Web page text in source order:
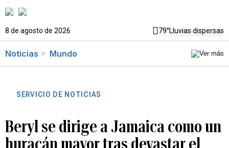
8 de agosto de 2026 79°Lluvias dispersas
Noticias Mundo
SERVICIO DE NOTICIAS
Beryl se dirige a Jamaica como un
huracán mayor tras devastar el